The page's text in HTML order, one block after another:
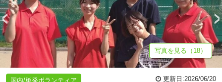
写真を見る（18）
国内/単発ボランティア 更新日:2026/06/20